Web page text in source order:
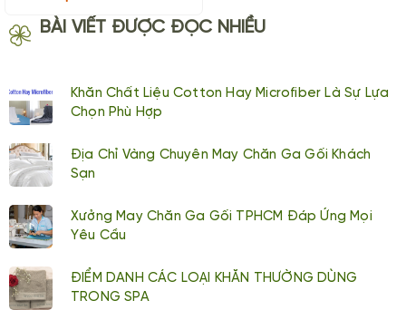
BÀI VIẾT ĐƯỢC ĐỌC NHIỀU
Khăn Chất Liệu Cotton Hay Microfiber Là Sự Lựa
Chọn Phù Hợp
Địa Chỉ Vàng Chuyên May Chăn Ga Gối Khách
Sạn
Xưởng May Chăn Ga Gối TPHCM Đáp Ứng Mọi
Yêu Cầu
ĐIỂM DANH CÁC LOẠI KHĂN THƯỜNG DÙNG
TRONG SPA